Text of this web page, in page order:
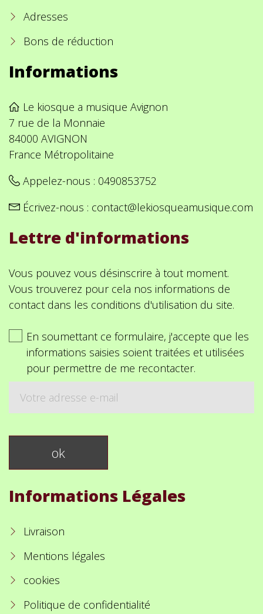
Adresses
Bons de réduction
Informations
Le kiosque a musique Avignon
7 rue de la Monnaie
84000 AVIGNON
France Métropolitaine
Appelez-nous : 0490853752
Écrivez-nous : contact@lekiosqueamusique.com
Lettre d'informations
Vous pouvez vous désinscrire à tout moment.
Vous trouverez pour cela nos informations de
contact dans les conditions d'utilisation du site.
En soumettant ce formulaire, j'accepte que les
informations saisies soient traitées et utilisées
pour permettre de me recontacter.
Informations Légales
Livraison
Mentions légales
cookies
Politique de confidentialité